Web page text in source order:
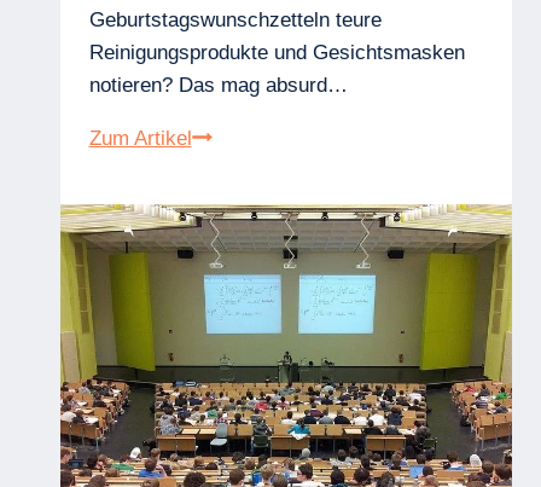
Geburtstagswunschzetteln teure
Reinigungsprodukte und Gesichtsmasken
notieren? Das mag absurd…
Zum ArtikelBraucht
Kind
(teure)
Kosmetik?